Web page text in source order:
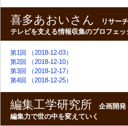
喜多あおいさん
リサー
テレビを支える情報収集のプロフェッ
第1回 （2018-12-03）
第2回 （2018-12-10）
第3回 （2018-12-17）
第4回 （2018-12-25）
編集工学研究所 企画開発
編集力で世の中を変えていく